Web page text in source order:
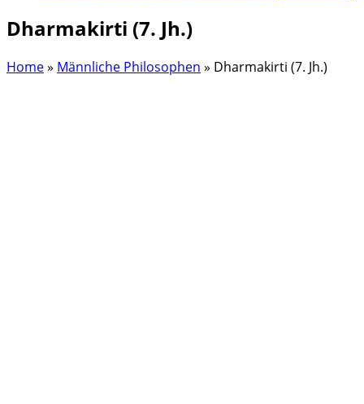
Dharmakirti (7. Jh.)
Home» Männliche Philosophen » Dharmakirti (7. Jh.)